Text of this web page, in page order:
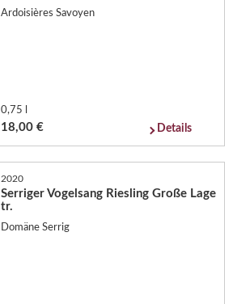
Ardoisières Savoyen
0,75 l
18,00 € Details
2020
Serriger Vogelsang Riesling Große Lage
tr.
Domäne Serrig